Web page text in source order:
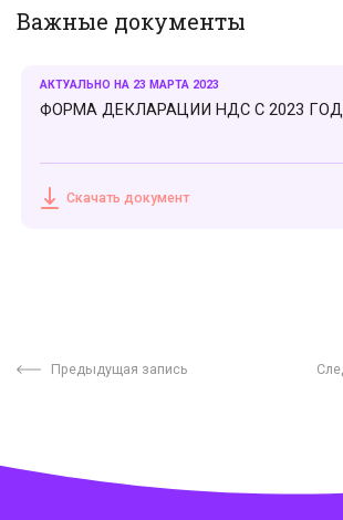
Важные документы
АКТУАЛЬНО НА 23 МАРТА 2023
ФОРМА ДЕКЛАРАЦИИ НДС С 2023
Скачать документ
Предыдущая запись